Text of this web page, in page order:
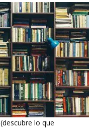
(descubre lo que